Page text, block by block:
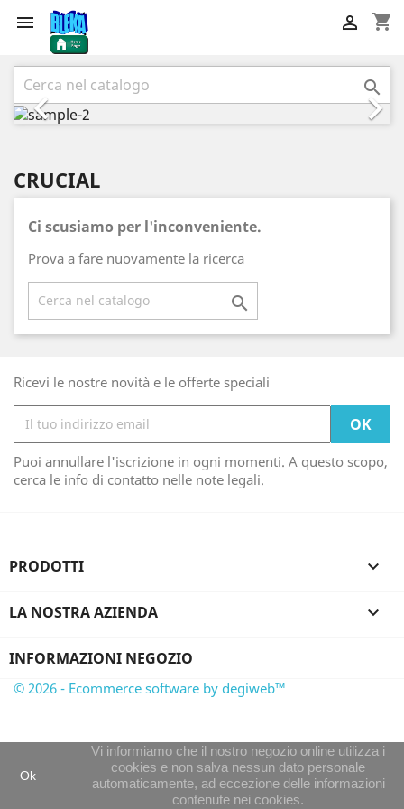
 shopping_cart



Precedente

CRUCIAL
Ci scusiamo per l'inconveniente.
Prova a fare nuovamente la ricerca

Ricevi le nostre novità e le offerte speciali
Puoi annullare l'iscrizione in ogni momenti. A questo scopo,
cerca le info di contatto nelle note legali.
PRODOTTI 
LA NOSTRA AZIENDA 
INFORMAZIONI NEGOZIO
Ok
Vi informiamo che il nostro negozio online utilizza i
cookies e non salva nessun dato personale
automaticamente, ad eccezione delle informazioni
contenute nei cookies.
© 2026 - Ecommerce software by degiweb™